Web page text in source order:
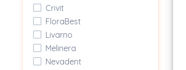
Crivit
FloraBest
Livarno
Melinera
Nevadent